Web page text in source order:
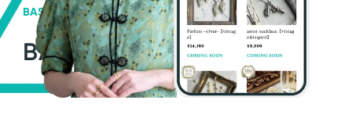
BASEの強み
BASEが強い3つの理由